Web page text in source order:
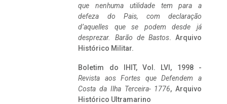
que nenhuma utilidade tem para a
defeza do Pais, com declaração
d’aquelles que se podem desde já
desprezar. Barão de Bastos. Arquivo
Histórico Militar.
Boletim do IHIT, Vol. LVI, 1998 -
Revista aos Fortes que Defendem a
Costa da Ilha Terceira- 1776, Arquivo
Histórico Ultramarino